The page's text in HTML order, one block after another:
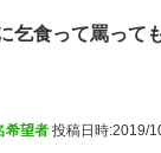
乞食って罵って
希望者 投稿日時:2019/